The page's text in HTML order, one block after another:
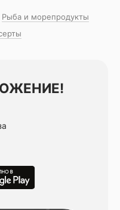
Рыба и морепродукты